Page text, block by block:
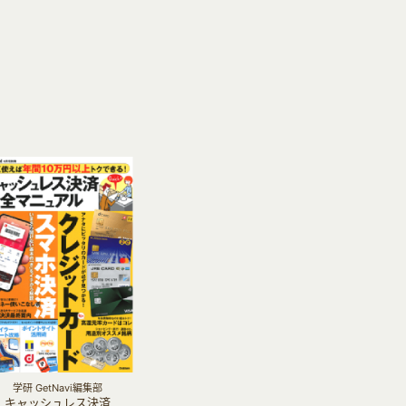
学研 GetNavi編集部
キャッシュレス決済